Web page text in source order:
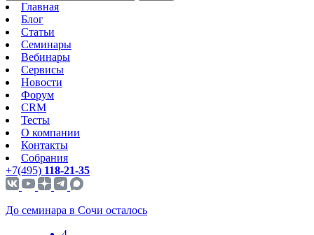
Главная
Блог
Статьи
Семинары
Вебинары
Сервисы
Новости
Форум
CRM
Тесты
О компании
Контакты
Собрания
+7(495) 118-21-35
До семинара в Сочи осталось